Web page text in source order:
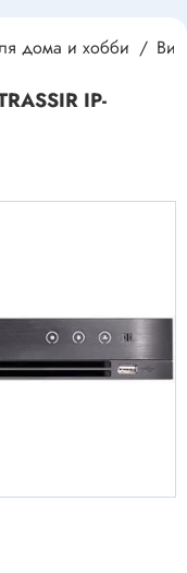
дома и хобби
IP-